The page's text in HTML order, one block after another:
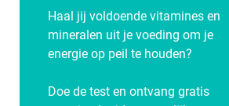
Haal jij voldoende vitamines en
mineralen uit je voeding om je
energie op peil te houden?
Doe de test en ontvang gratis